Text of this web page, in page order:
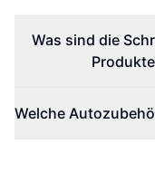
Was sind die
Welche